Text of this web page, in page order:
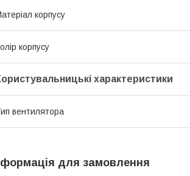
корпусу
корпусу
характеристики
вентилятора
для замовлення